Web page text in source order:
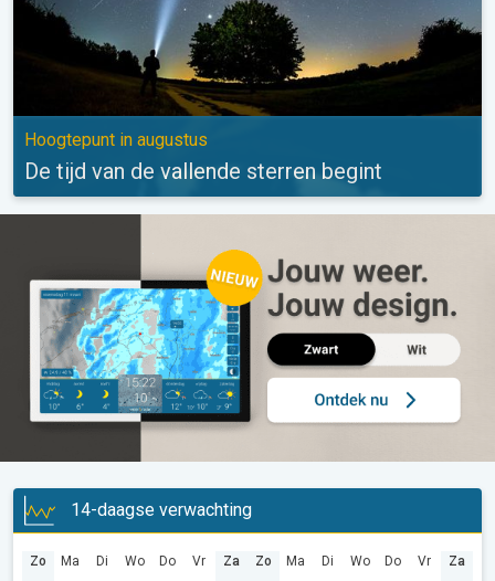
Hoogtepunt in augustus
De tijd van de vallende sterren begint
14-daagse verwachting
Zo Ma Di Wo Do Vr Za Zo Ma Di Wo Do Vr Za